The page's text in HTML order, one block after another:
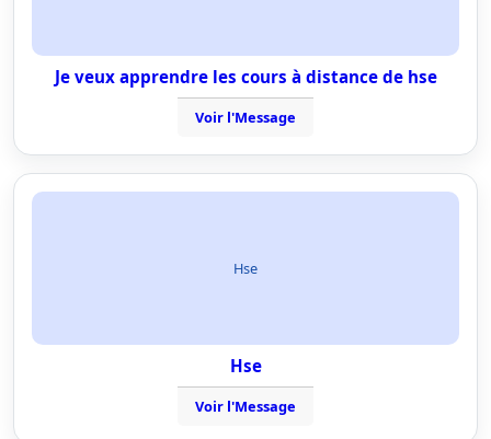
Je veux apprendre les cours à distance de hse
Voir l'Message
Hse
Hse
Voir l'Message